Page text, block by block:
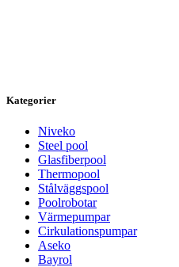
Kategorier
Niveko
Steel pool
Glasfiberpool
Thermopool
Stålväggspool
Poolrobotar
Värmepumpar
Cirkulationspumpar
Aseko
Bayrol